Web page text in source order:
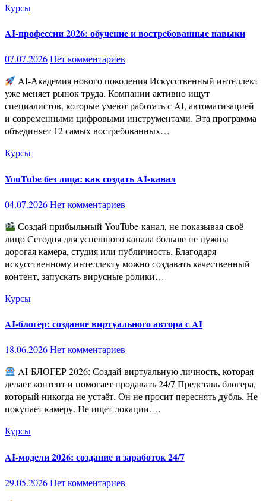
Курсы
AI-профессии 2026: обучение и востребованные навыки
07.07.2026Нет комментариев
AI-Академия нового поколения Искусственный интеллект
уже меняет рынок труда. Компании активно ищут
специалистов, которые умеют работать с AI, автоматизацией
и современными цифровыми инструментами. Эта программа
объединяет 12 самых востребованных…
Курсы
YouTube без лица: как создать AI-канал
04.07.2026Нет комментариев
Создай прибыльный YouTube-канал, не показывая своё
лицо Сегодня для успешного канала больше не нужны
дорогая камера, студия или публичность. Благодаря
искусственному интеллекту можно создавать качественный
контент, запускать вирусные ролики…
Курсы
AI-блогер: создание виртуального автора с AI
18.06.2026Нет комментариев
AI-БЛОГЕР 2026: Создай виртуальную личность, которая
делает контент и помогает продавать 24/7 Представь блогера,
который никогда не устаёт. Он не просит переснять дубль. Не
покупает камеру. Не ищет локации.…
Курсы
AI-модели 2026: создание и заработок 24/7
29.05.2026Нет комментариев